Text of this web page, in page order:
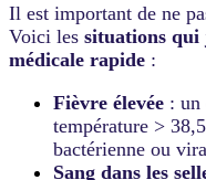
Il est important de ne
Voici les situations qui
médicale rapide :
Fièvre élevée : un
température >
bactérienne ou
Sang dans les